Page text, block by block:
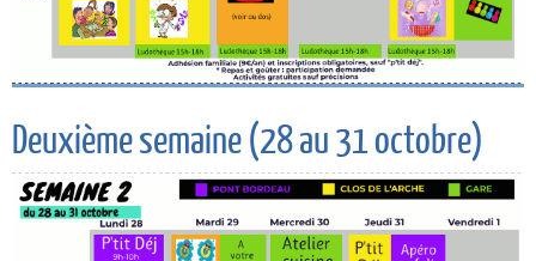
Deuxième semaine (28 au 31 octobre)